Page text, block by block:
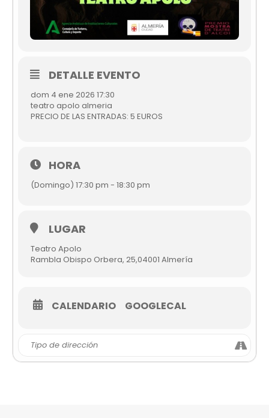
DETALLE EVENTO
dom 4 ene 2026 17:30
teatro apolo almeria
PRECIO DE LAS ENTRADAS: 5 EUROS
HORA
(Domingo) 17:30 pm - 18:30 pm
LUGAR
Teatro Apolo
Rambla Obispo Orbera, 25,04001 Almería
CALENDARIO GOOGLECAL